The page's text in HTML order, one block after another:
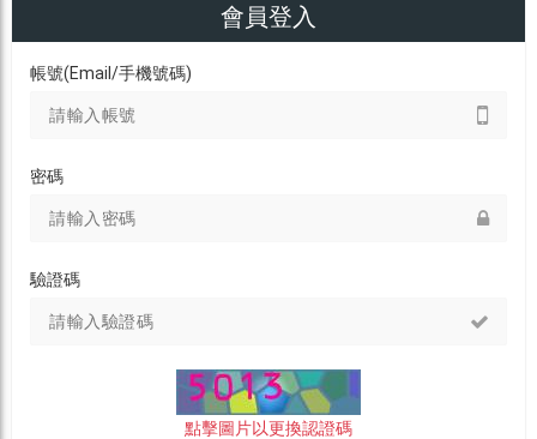
會員登入
帳號(Email/手機號碼)
密碼
驗證碼
點擊圖片以更換認證碼